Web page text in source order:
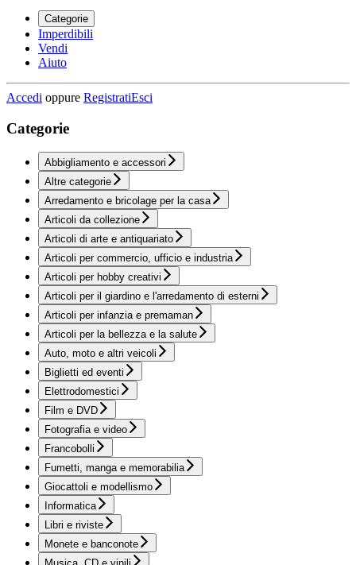
Categorie
Imperdibili
Vendi
Aiuto
Accedi oppure RegistratiEsci
Categorie
Abbigliamento e accessori
Altre categorie
Arredamento e bricolage per la casa
Articoli da collezione
Articoli di arte e antiquariato
Articoli per commercio, ufficio e industria
Articoli per hobby creativi
Articoli per il giardino e l'arredamento di esterni
Articoli per infanzia e premaman
Articoli per la bellezza e la salute
Auto, moto e altri veicoli
Biglietti ed eventi
Elettrodomestici
Film e DVD
Fotografia e video
Francobolli
Fumetti, manga e memorabilia
Giocattoli e modellismo
Informatica
Libri e riviste
Monete e banconote